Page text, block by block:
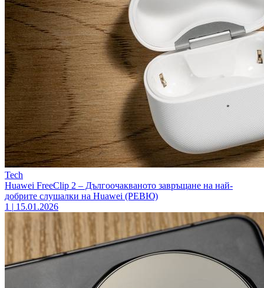
Tech
Huawei FreeClip 2 – Дългоочакваното завръщане на най-
добрите слушалки на Huawei (РЕВЮ)
1 | 15.01.2026